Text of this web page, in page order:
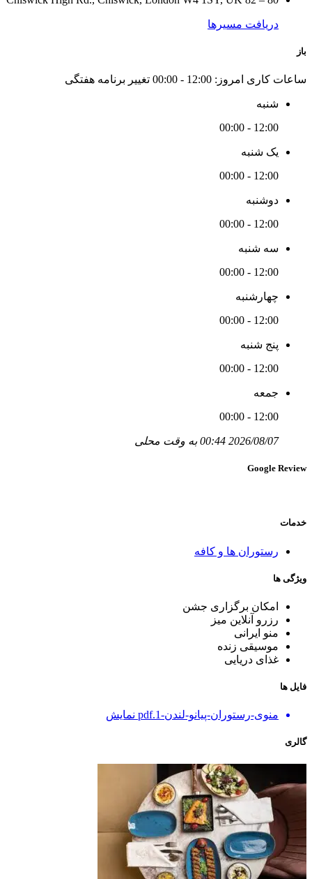
دریافت مسیرها
باز
ساعات کاری امروز: 12:00 - 00:00 تغییر برنامه هفتگی
شنبه
12:00 - 00:00
یک شنبه
12:00 - 00:00
دوشنبه
12:00 - 00:00
سه شنبه
12:00 - 00:00
چهارشنبه
12:00 - 00:00
پنج شنبه
12:00 - 00:00
جمعه
12:00 - 00:00
2026/08/07 00:44 به وقت محلی
Google Review
خدمات
رستوران ھا و کافه
ویژگی ها
امکان برگزاری جشن
رزرو آنلاین میز
منو ایرانی
موسیقی زنده
غذای دریایی
فایل ها
منوی-رستوران-پیانو-لندن-1.pdf نمایش
گالری